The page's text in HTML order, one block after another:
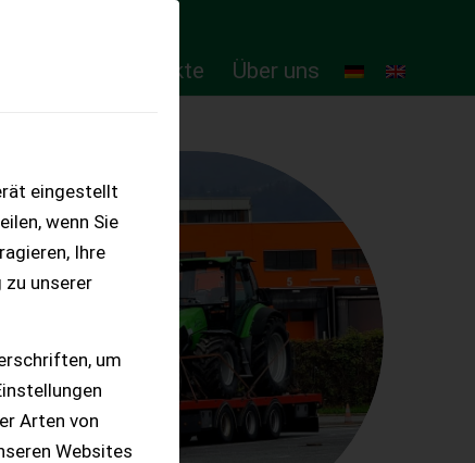
eingestellt
wenn Sie
Ihre
zu unserer
um
Arten von
Websites
Online-Produkte Über uns